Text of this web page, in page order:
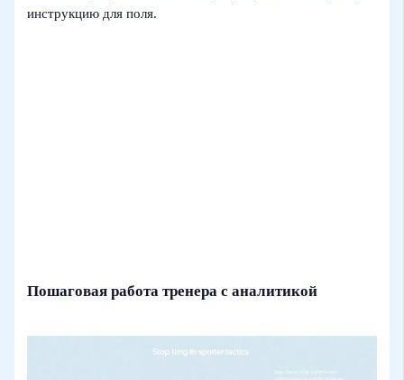
инструкцию для поля.
Пошаговая работа тренера с аналитикой